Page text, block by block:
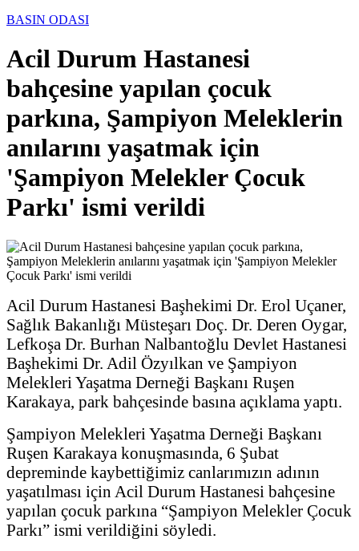
BASIN ODASI
Acil Durum Hastanesi
bahçesine yapılan çocuk
parkına, Şampiyon Meleklerin
anılarını yaşatmak için
'Şampiyon Melekler Çocuk
Parkı' ismi verildi
Acil Durum Hastanesi Başhekimi Dr. Erol Uçaner,
Sağlık Bakanlığı Müsteşarı Doç. Dr. Deren Oygar,
Lefkoşa Dr. Burhan Nalbantoğlu Devlet Hastanesi
Başhekimi Dr. Adil Özyılkan ve Şampiyon
Melekleri Yaşatma Derneği Başkanı Ruşen
Karakaya, park bahçesinde basına açıklama yaptı.
Şampiyon Melekleri Yaşatma Derneği Başkanı
Ruşen Karakaya konuşmasında, 6 Şubat
depreminde kaybettiğimiz canlarımızın adının
yaşatılması için Acil Durum Hastanesi bahçesine
yapılan çocuk parkına “Şampiyon Melekler Çocuk
Parkı” ismi verildiğini söyledi.